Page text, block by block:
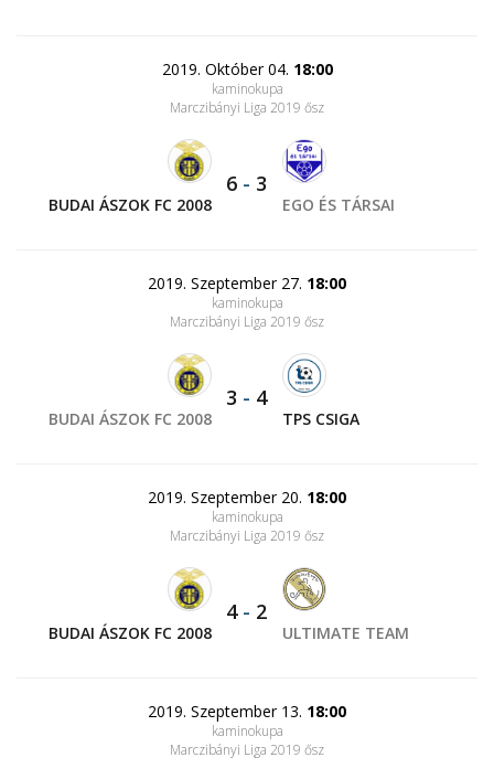
2019. Október 04. 18:00
kaminokupa
Marczibányi Liga 2019 ősz
BUDAI ÁSZOK FC 2008
6 - 3
EGO ÉS TÁRSAI
2019. Szeptember 27. 18:00
kaminokupa
Marczibányi Liga 2019 ősz
BUDAI ÁSZOK FC 2008
3 - 4
TPS CSIGA
2019. Szeptember 20. 18:00
kaminokupa
Marczibányi Liga 2019 ősz
BUDAI ÁSZOK FC 2008
4- 2
ULTIMATE TEAM
2019. Szeptember 13. 18:00
kaminokupa
Marczibányi Liga 2019 ősz